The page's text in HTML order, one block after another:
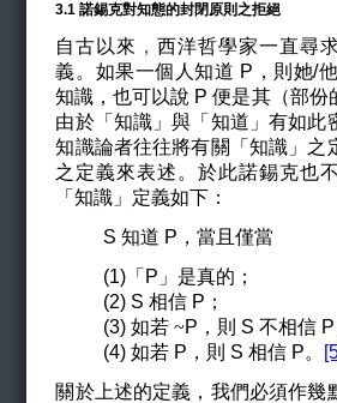
3.1 諾錫克對知態的封閉原則之拒絕
自古以來 ，西洋哲學家一直尋
義。如果一個人知道 P，則她/
知識，也可以說 P 便是其（部份
由於「知識」與「知道」有如此
知識論者往往將有關「知識」之
之定義來表述。於此諾錫克也
「知識」定義如下：
S知道 P，當且僅當
(1)「P」是真的；
(2) S 相信 P；
(3) 如若~P ，則 S 不相信 P
(4) 如若 P，則 S 相信 P。
關於上述的定義，我們必須作幾